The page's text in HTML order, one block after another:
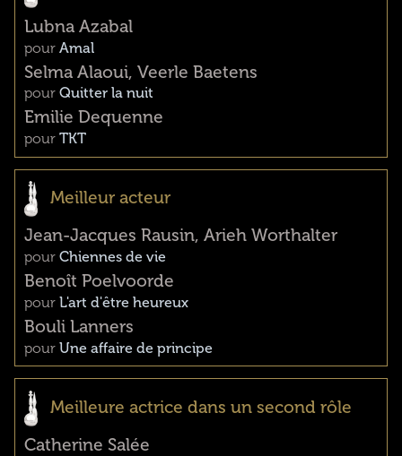
Lubna Azabal
pour Amal
Selma Alaoui, Veerle Baetens
pour Quitter la nuit
Emilie Dequenne
pour TKT
Meilleur acteur
Jean-Jacques Rausin, Arieh Worthalter
pour Chiennes de vie
Benoît Poelvoorde
pour L'art d'être heureux
Bouli Lanners
pour Une affaire de principe
Meilleure actrice dans un second rôle
Catherine Salée